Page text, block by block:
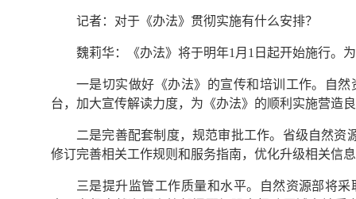
记者：对于《办法》贯彻实施有什么安排？
魏莉华：《办法》将于明年1月1日起开始施行。
一是切实做好《办法》的宣传和培训工作。自
台，加大宣传解读力度，为《办法》的顺利实施营造
二是完善配套制度，规范审批工作。省级自然
修订完善相关工作规则和服务指南，优化升级相关信
三是提升监管工作质量和水平。自然资源部将